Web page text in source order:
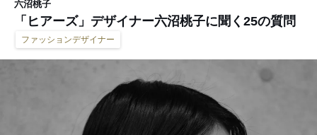
六沼桃子
「ヒアーズ」デザイナー六沼桃子に聞く25の質問
ファッションデザイナー